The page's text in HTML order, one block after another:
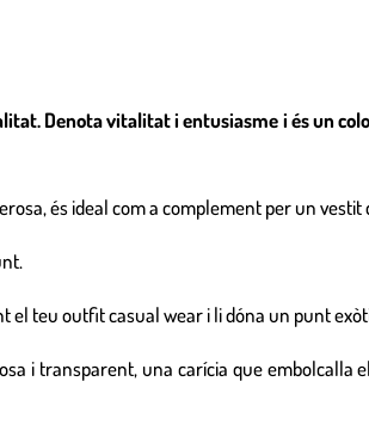
Denota vitalitat i entusiasme i és un
és ideal com a complement per un vestit
el teu outfit casual wear i li dóna un punt
i transparent, una carícia que embolcalla